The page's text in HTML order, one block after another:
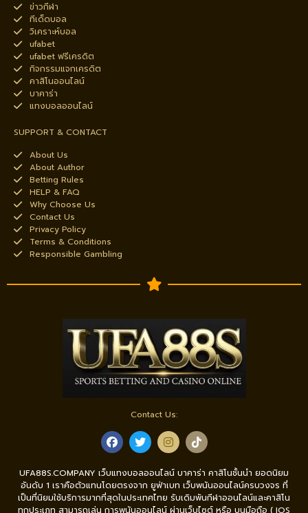
ข่าวกีฬา
ทีเด็ดบอล
วิเคราะห์บอล
ufabet
ufabet ฟรีเครดิต
กิจกรรมแจกเครดิต
คาสิโนออนไลน์
บาคาร่า
แทงบอลออนไลน์
SUPPORT & CONTACT
About Us
About Author
Betting Rules
HELP & FAQ
Why Choose Us
Contact Us
Privacy Policy
Terms & Conditions
Responsible Gambling
Contact Us:
UFA88S.COMPANY เว็บแทงบอลออนไลน์ บาคาร่า คาสิโนชั้นนำ ยอดนิยม
อันดับ 1 เราคือตัวแทนโดยตรงจาก ยูฟ่าเบท เว็บพนันออนไลน์ครบวงจร ที่
เป็นที่นิยมใช้บริการมากที่สุดในประเทศไทย รับเดิมพันกีฬาออนไลน์และคาสิโน